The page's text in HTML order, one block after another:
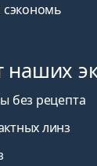
сэкономь
наших
без рецепта
линз